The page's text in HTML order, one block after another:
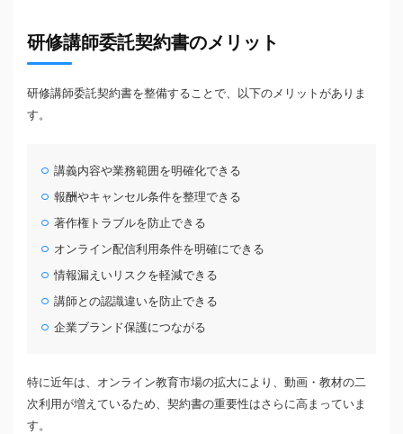
研修講師委託契約書のメリット
研修講師委託契約書を整備することで、以下のメリットがありま
す。
講義内容や業務範囲を明確化できる
報酬やキャンセル条件を整理できる
著作権トラブルを防止できる
オンライン配信利用条件を明確にできる
情報漏えいリスクを軽減できる
講師との認識違いを防止できる
企業ブランド保護につながる
特に近年は、オンライン教育市場の拡大により、動画・教材の二
次利用が増えているため、契約書の重要性はさらに高まっていま
す。